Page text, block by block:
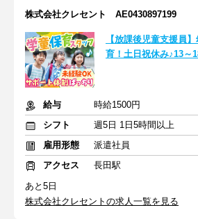
株式会社クレセント AE0430897199
【放課後児童支援員
育！土日祝休み♪13～
給与
時給1500円
シフト
週5日 1日5時間以上
雇用形態
派遣社員
アクセス
長田駅
あと5日
株式会社クレセントの求人一覧を見る